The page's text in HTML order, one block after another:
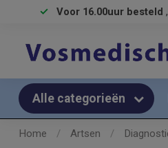
Voor 16.00uur besteld
Alle categorieën
Home / Artsen /